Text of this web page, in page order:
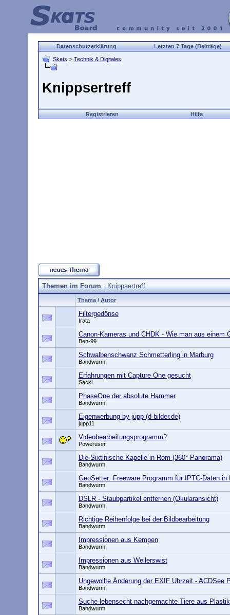
Datenschutzerklärung Letzten 7 Tage (Beiträge)
Skats > Technik & Digitales
Knippsertreff
Registrieren Hilfe
Themen im Forum: Knippsertreff
Thema/ Autor
Filtergedönse
Irata
Canon-Kameras und CHDK - Wie man aus einem
Ben-99
Schwalbenschwanz Schmetterling in Marburg
Bandwurm
Erfahrungen mit Capture One gesucht
Sacki
PhaseOne der absolute Hammer
Bandwurm
Eigenwerbung by jupp (d-bilder.de)
jupp11
Videobearbeitungsprogramm?
Poweruser
Die Sixtinische Kapelle in Rom (360° Panorama)
Bandwurm
GeoSetter: Freeware Programm für IPTC-Daten in
Bandwurm
DSLR - Staubpartikel entfernen (Okularansicht)
Bandwurm
Richtige Reihenfolge bei der Bildbearbeitung
Bandwurm
Impressionen aus Kempen
Bandwurm
Impressionen aus Weilerswist
Bandwurm
Ungewollte Änderung der EXIF Uhrzeit - ACDSee
Bandwurm
Suche lebensecht nachgemachte Tiere aus Plastik
Bandwurm